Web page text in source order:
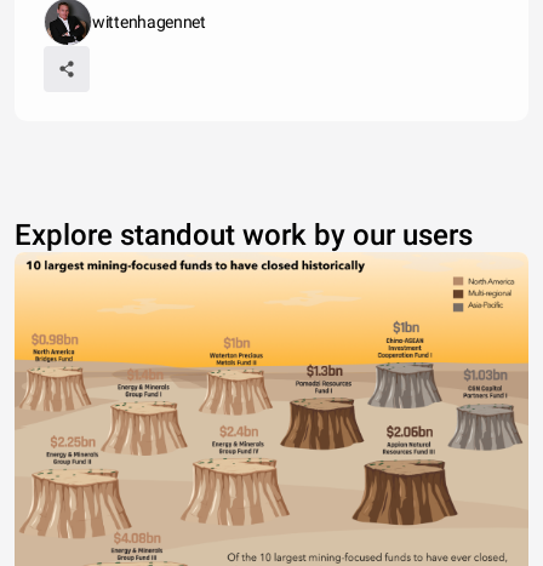
wittenhagennet
Explore standout work by our users